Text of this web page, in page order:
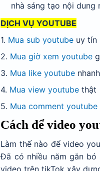
nhà sáng tạo nội dung
DỊCH VỤ YOUTUBE
1. Mua sub youtube uy tín
2. Mua giờ xem youtube
3. Mua like youtube
4. Mua view youtube thật
5. Mua comment youtube
Cách để video
Làm thế nào để video
Đã có nhiều năm gắn bó
video trên tikTok xây